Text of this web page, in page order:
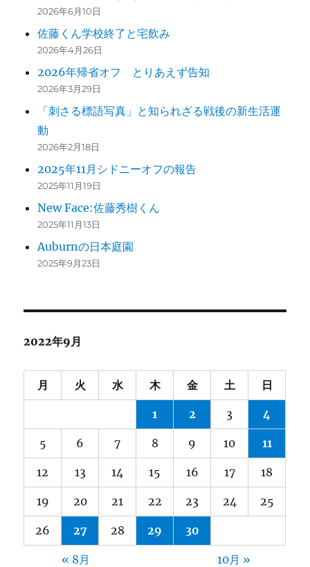
2026年6月10日
佐藤くん学校終了と宅飲み
2026年4月26日
2026年帰省オフ とりあえず告知
2026年3月29日
「刺さる標語写真」と知られざる戦後の新生活運
動
2026年2月18日
2025年11月シドニーオフの報告
2025年11月19日
New Face:佐藤秀樹くん
2025年11月13日
Auburnの日本庭園
2025年9月23日
2022年9月
月 火 水 木 金 土 日
1 2 3 4
5 6 7 8 9 10 11
12 13 14 15 16 17 18
19 20 21 22 23 24 25
26 27 28 29 30
« 8月 10月 »